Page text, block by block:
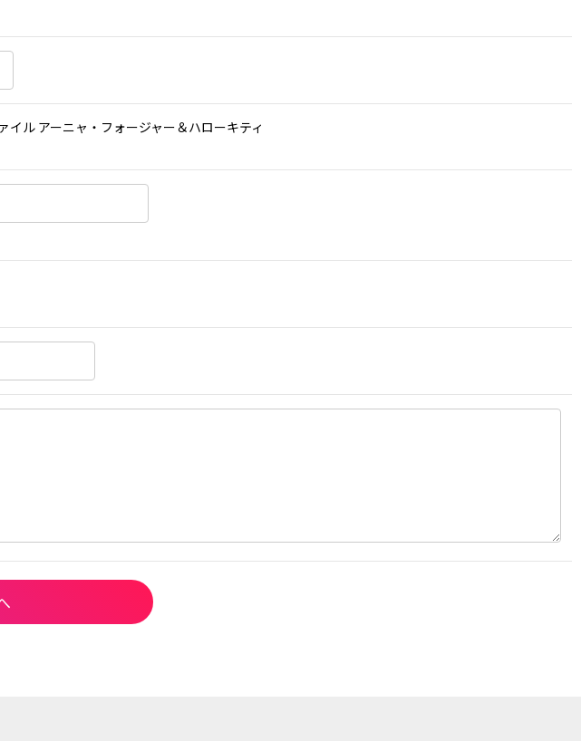
イル アーニャ・フォージャー＆ハローキティ